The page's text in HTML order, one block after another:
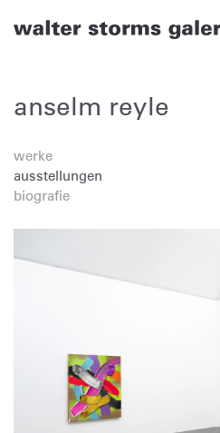
anselm reyle
werke
ausstellungen
biografie